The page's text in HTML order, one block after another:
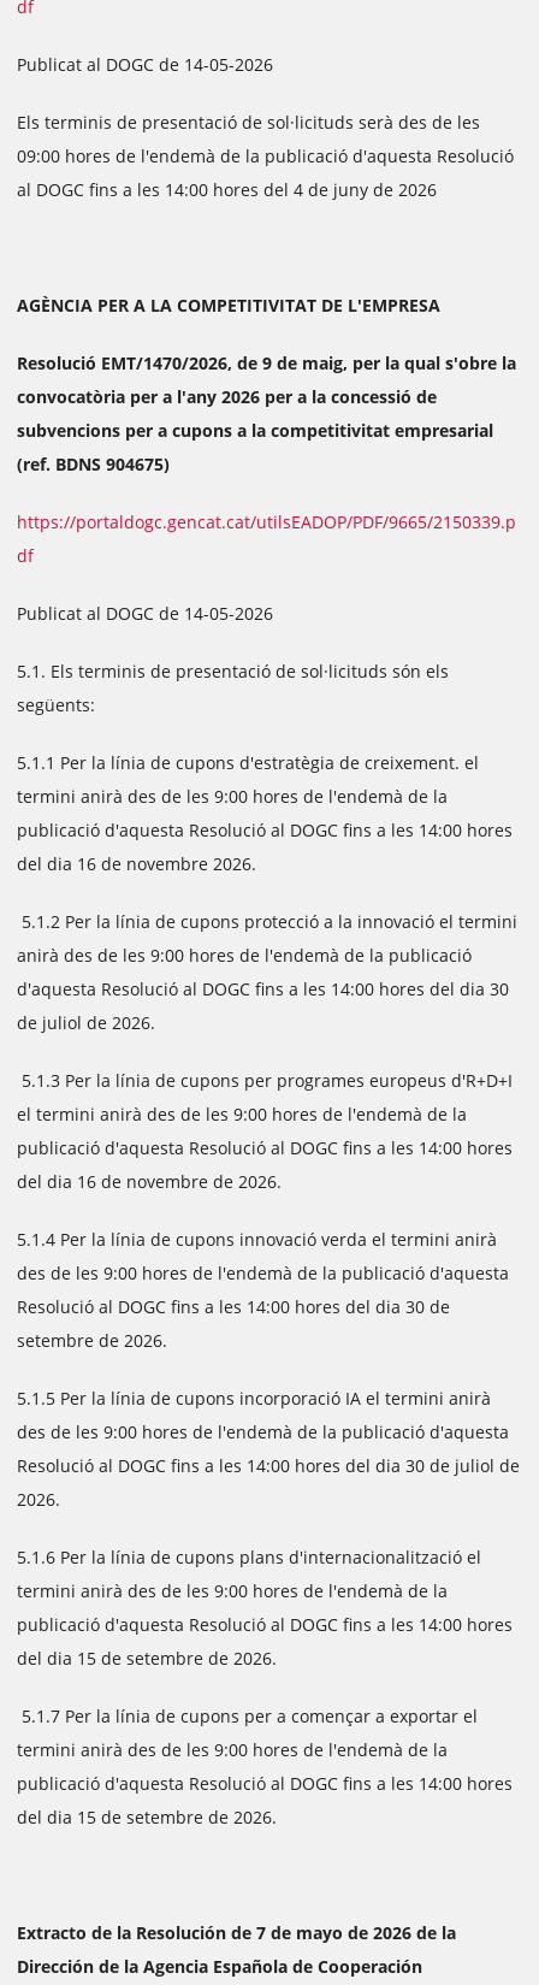
df
Publicat al DOGC de 14-05-2026
Els terminis de presentació de sol·licituds serà des de les
09:00 hores de l'endemà de la publicació d'aquesta Resolució
al DOGC fins a les 14:00 hores del 4 de juny de 2026
AGÈNCIA PER A LA COMPETITIVITAT DE L'EMPRESA
Resolució EMT/1470/2026, de 9 de maig, per la qual s'obre la
convocatòria per a l'any 2026 per a la concessió de
subvencions per a cupons a la competitivitat empresarial
(ref. BDNS 904675)
https://portaldogc.gencat.cat/utilsEADOP/PDF/9665/2150339.p
df
Publicat al DOGC de 14-05-2026
5.1. Els terminis de presentació de sol·licituds són els
següents:
5.1.1 Per la línia de cupons d'estratègia de creixement. el
termini anirà des de les 9:00 hores de l'endemà de la
publicació d'aquesta Resolució al DOGC fins a les 14:00 hores
del dia 16 de novembre 2026.
5.1.2 Per la línia de cupons protecció a la innovació el termini
anirà des de les 9:00 hores de l'endemà de la publicació
d'aquesta Resolució al DOGC fins a les 14:00 hores del dia 30
de juliol de 2026.
5.1.3 Per la línia de cupons per programes europeus d'R+D+I
el termini anirà des de les 9:00 hores de l'endemà de la
publicació d'aquesta Resolució al DOGC fins a les 14:00 hores
del dia 16 de novembre de 2026.
5.1.4 Per la línia de cupons innovació verda el termini anirà
des de les 9:00 hores de l'endemà de la publicació d'aquesta
Resolució al DOGC fins a les 14:00 hores del dia 30 de
setembre de 2026.
5.1.5 Per la línia de cupons incorporació IA el termini anirà
des de les 9:00 hores de l'endemà de la publicació d'aquesta
Resolució al DOGC fins a les 14:00 hores del dia 30 de juliol de
2026.
5.1.6 Per la línia de cupons plans d'internacionalització el
termini anirà des de les 9:00 hores de l'endemà de la
publicació d'aquesta Resolució al DOGC fins a les 14:00 hores
del dia 15 de setembre de 2026.
5.1.7 Per la línia de cupons per a començar a exportar el
termini anirà des de les 9:00 hores de l'endemà de la
publicació d'aquesta Resolució al DOGC fins a les 14:00 hores
del dia 15 de setembre de 2026.
Extracto de la Resolución de 7 de mayo de 2026 de la
Dirección de la Agencia Española de Cooperación